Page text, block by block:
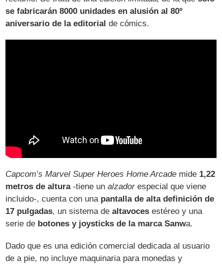
se fabricarán 8000 unidades en alusión al 80º
aniversario de la editorial de cómics.
Capcom’s Marvel Super Heroes Home Arcade mide 1,22
metros de altura-tiene unalzadorespecial que viene
incluido-, cuenta con una pantalla de alta definición de
17 pulgadas, un sistema dealtavoces estéreo y una
serie de botones y joysticks de la marca Sanwa.
Dado que es una edición comercial dedicada al usuario
de a pie, no incluye maquinaria para monedas y